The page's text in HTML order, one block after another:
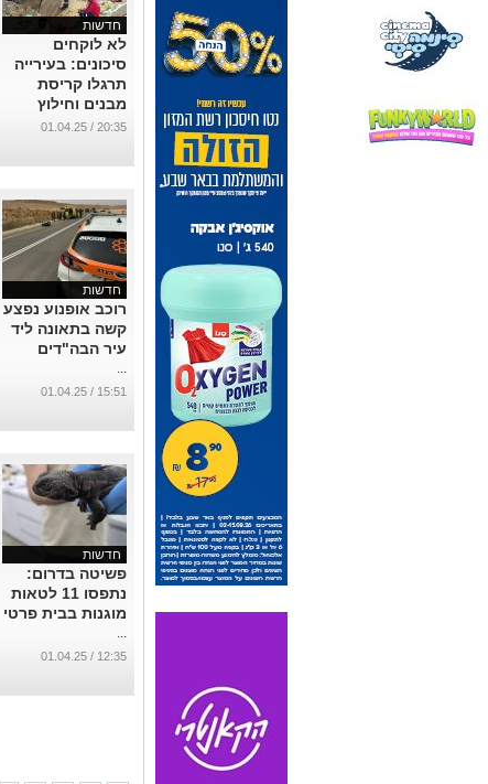
חדשות
לא לוקחים
סיכונים: בעירייה
תרגלו קריסת
מבנים וחילוץ
אזרחים
20:35 / 01.04.25
חדשות
רוכב אופנוע נפצע
קשה בתאונה ליד
עיר הבה"דים
...
15:51 / 01.04.25
חדשות
פשיטה בדרום:
נתפסו 11 לטאות
מוגנות בבית פרטי
...
12:35 / 01.04.25